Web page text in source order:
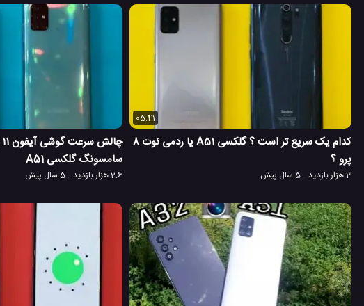
05:41
کدام یک سریع تر است ؟ گلکسی A51 یا ردمی نوت 8
پرو ؟
3 هزار بازدید 5 سال پیش
سامسونگ گلکسی A51
2.6 هزار بازدید 5 سال پیش